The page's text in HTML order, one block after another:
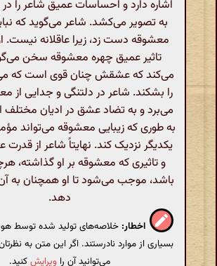
اشاره دارد و احساسات عمیق شاعر را در
به تصویر می‌کشد. شاعر می‌گوید که
معشوقه دست زد، زیرا عاقلانه نیست.
تاثیر عمیق چهره معشوقه سخن
می‌کند که عشقش چنان قوی است که
را بشکند. شاعر در دلتنگی و جدایی از
می‌برد و به تضاد عشق در ادیان مختلف
به طوری که زیبایی معشوقه می‌تواند
یکدیگر نزدیک کند. نهایتاً شاعر از
و تاثیری که معشوقه بر او گذاشته،
باشد، موجب می‌شود تا او همچنان به
دهد.
اخطار: خلاصه‌های تولید شده توسط
بسیاری از موارد نادرستند. اگر این متن به
می‌توانید آن را ویرایشکنید.